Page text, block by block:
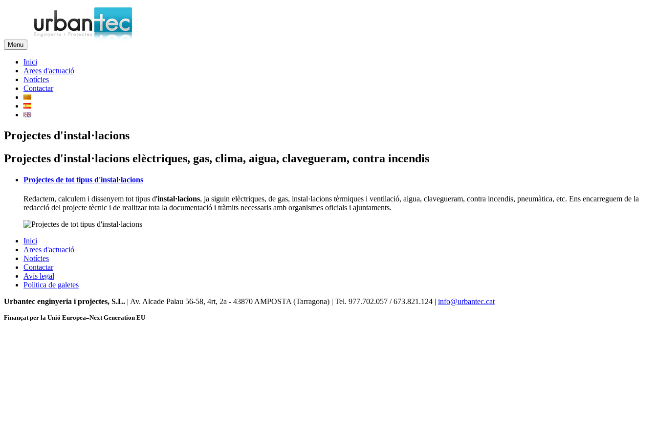
Menu
Inici
Arees d'actuació
Notícies
Contactar
Projectes d'instal·lacions
Projectes d'instal·lacions elèctriques, gas, clima, aigua, clavegueram, contra incendis
Projectes de tot tipus d'instal·lacions
Redactem, calculem i dissenyem tot tipus d'instal·lacions, ja siguin elèctriques, de gas, instal·lacions tèrmiques i ventilació, aigua, clavegueram, contra incendis, pneumàtica, etc. Ens encarreguem de la
redacció del projecte tècnic i de realitzar tota la documentació i tràmits necessaris amb organismes oficials i ajuntaments.
Inici
Arees d'actuació
Notícies
Contactar
Avís legal
Politica de galetes
Urbantec enginyeria i projectes, S.L. | Av. Alcade Palau 56-58, 4rt, 2a - 43870 AMPOSTA (Tarragona) | Tel. 977.702.057 / 673.821.124 | info@urbantec.cat
Finançat per la Unió Europea–Next Generation EU